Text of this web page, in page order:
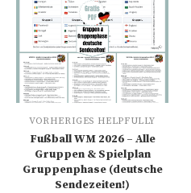
VORHERIGES HELPFULLY
Fußball WM 2026 – Alle
Gruppen & Spielplan
Gruppenphase (deutsche
Sendezeiten!)